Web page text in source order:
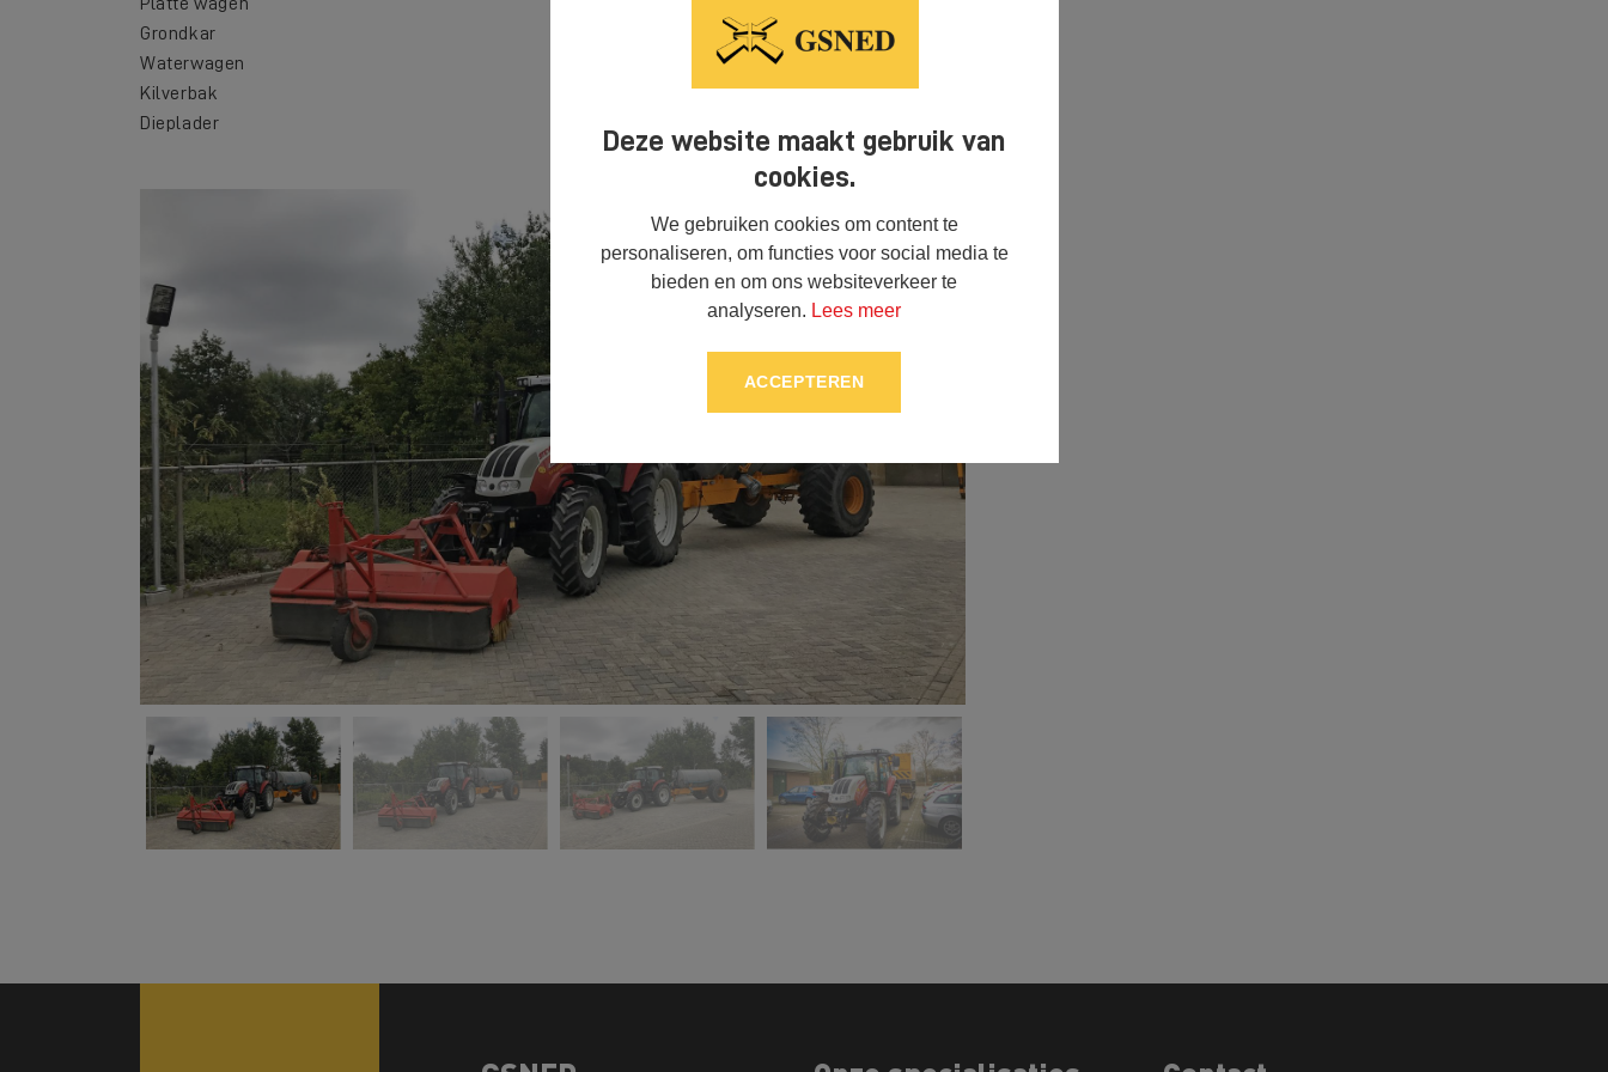
Deze website maakt gebruik van
cookies.
We gebruiken cookies om content te
personaliseren, om functies voor social media te
bieden en om ons websiteverkeer te
analyseren. Lees meer
ACCEPTEREN
Grondkar
Waterwagen
Kilverbak
Dieplader